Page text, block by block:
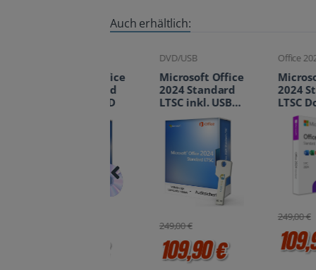
Auch erhältlich:
DVD/USB
Microsoft Office
2024 Standard
LTSC inkl. USB-
249,00 €
109,90 €
Office 2024
Microsoft
2024
LTSC
249,00 €
109,90 €